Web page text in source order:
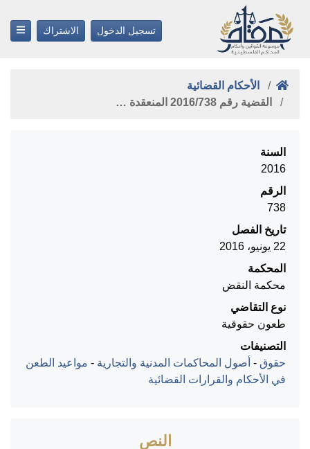
تسجيل الدخول الاشتراك
الأحكام القضائية
القضية رقم ‎738‏/‎2016‏ المنعقدة …
السنة
2016
الرقم
738
تاريخ الفصل
22 يونيو، 2016
المحكمة
محكمة النقض
نوع التقاضي
طعون حقوقية
التصنيفات
حقوق - أصول المحاكمات المدنية والتجارية - مواعيد الطعن
في الأحكام والقرارات القضائية
النص